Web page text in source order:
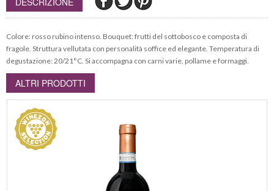
Colore: rosso rubino intenso. Bouquet: frutti del sottobosco e composta di
fragole. Struttura vellutata con personalità soffice ed elegante. Temperatura di
degustazione: 20/21°C. Si accompagna con carni varie, pollame e formaggi.
ALTRI PRODOTTI